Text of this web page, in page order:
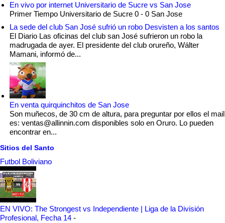
En vivo por internet Universitario de Sucre vs San Jose
Primer Tiempo Universitario de Sucre 0 - 0 San Jose
La sede del club San José sufrió un robo Desvisten a los santos
El Diario Las oficinas del club san José sufrieron un robo la
madrugada de ayer. El presidente del club orureño, Wálter
Mamani, informó de...
En venta quirquinchitos de San Jose
Son muñecos, de 30 cm de altura, para preguntar por ellos el mail
es: ventas@allinnin.com disponibles solo en Oruro. Lo pueden
encontrar en...
Sitios del Santo
Futbol Boliviano
EN VIVO: The Strongest vs Independiente | Liga de la División
Profesional, Fecha 14 -